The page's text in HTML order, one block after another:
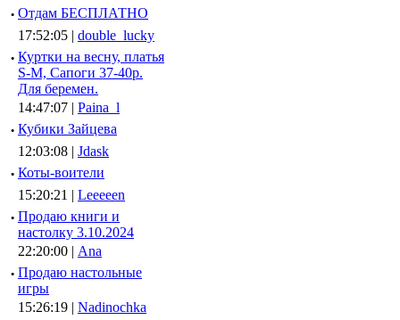
· Отдам БЕСПЛАТНО
17:52:05 | double_lucky
· Куртки на весну, платья
S-M, Сапоги 37-40р.
Для беремен.
14:47:07 | Paina_l
· Кубики Зайцева
12:03:08 | Jdask
· Коты-воители
15:20:21 | Leeeeen
· Продаю книги и
настолку 3.10.2024
22:20:00 | Ana
· Продаю настольные
игры
15:26:19 | Nadinochka